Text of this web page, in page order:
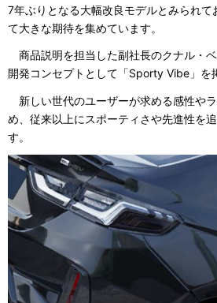
7年ぶりとなる大幅改良モデルとみられて
て大きな期待を集めています。
商品説明を担当した副社長のクナル・
開発コンセプトとして「Sporty Vibe」を
新しい世代のユーザーが求める感性や
め、従来以上にスポーティさや先進性を
す。